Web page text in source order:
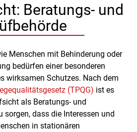
Beratungs- und
Menschen mit Behinderung oder
bedürfen einer besonderen
wirksamen Schutzes. Nach dem
(TPQG) ist es
als Beratungs- und
sorgen, dass die Interessen und
in stationären